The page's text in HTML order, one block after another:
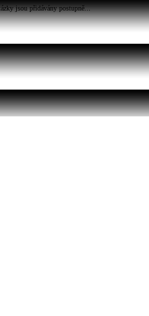
jsou přidávány postupně...